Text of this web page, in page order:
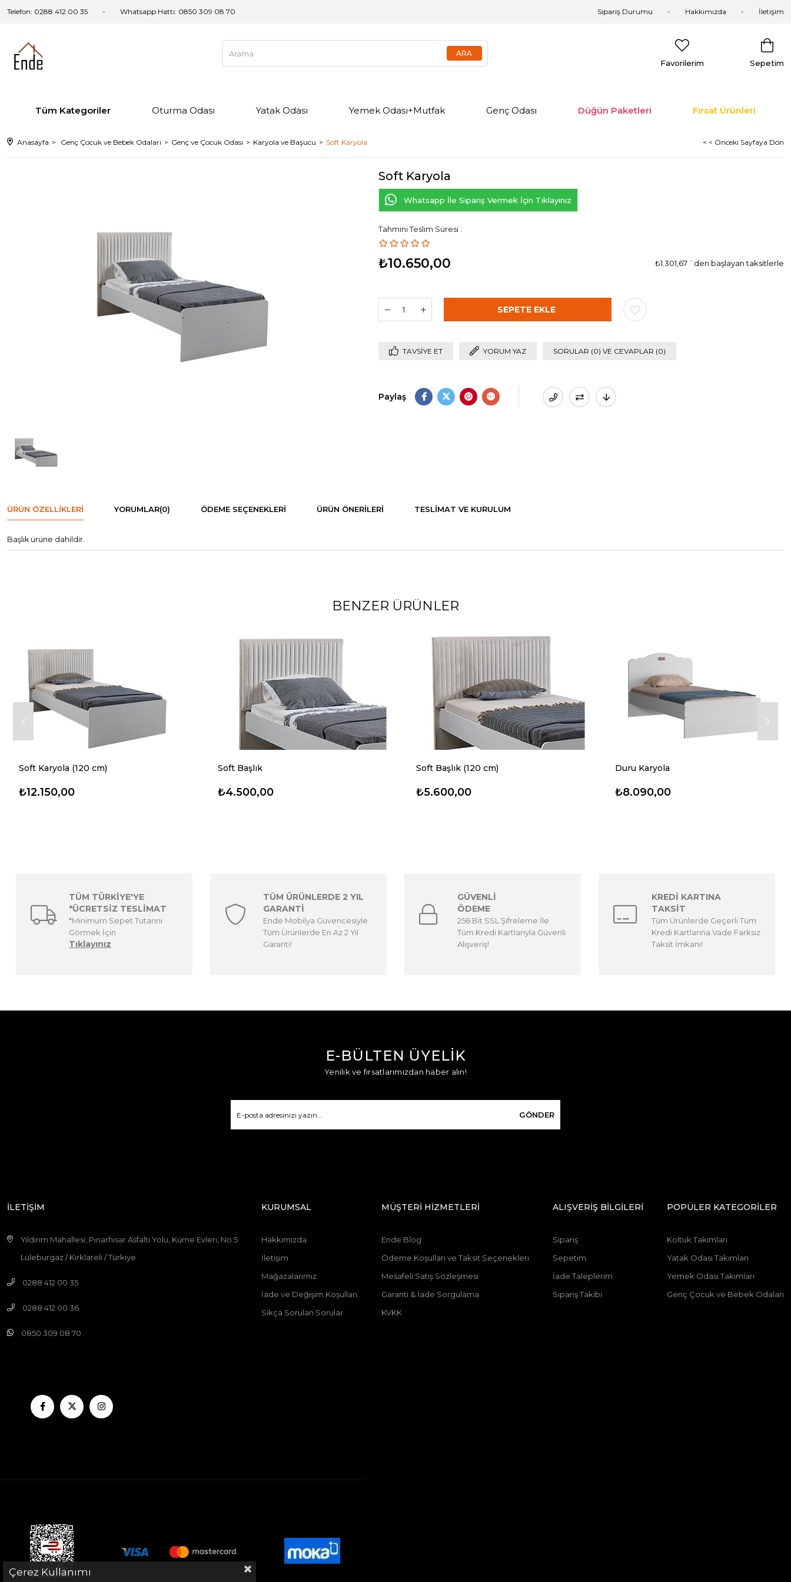
Telefon: 0288 412 00 35 Whatsapp Hattı: 0850 309 08 70 Sipariş Durumu Hakkımızda İletişim
Sepetim
Favorilerim
Tüm Kategoriler Oturma Odası Yatak Odası Yemek Odası+Mutfak Genç Odası Düğün Paketleri Fırsat Ürünleri
Anasayfa Genç Çocuk ve Bebek Odaları Genç ve Çocuk Odası Karyola ve Başucu Soft Karyola < < Önceki Sayfaya Dön
Soft Karyola
Whatsapp İle Sipariş Vermek İçin Tıklayınız
Tahmini Teslim Süresi :
₺10.650,00 ₺1.301,67 `den başlayan taksitlerle
TAVSIYE ET YORUM YAZ SORULAR (0) VE CEVAPLAR (0)
Paylaş
ÜRÜN ÖZELLIKLERI YORUMLAR(0) ÖDEME SEÇENEKLERI ÜRÜN ÖNERILERI TESLIMAT VE KURULUM
Başlık ürüne dahildir.
BENZER ÜRÜNLER
Soft Karyola (120 cm)
₺12.150,00
Soft Başlık
₺4.500,00
Soft Başlık (120 cm)
₺5.600,00
Duru Karyola
₺8.090,00
TÜM TÜRKİYE'YE
*ÜCRETSİZ TESLİMAT
*Minimum Sepet Tutarını
Görmek İçin
Tıklayınız
TÜM ÜRÜNLERDE 2 YIL
GARANTİ
Ende Mobilya Güvencesiyle
Tüm Ürünlerde En Az 2 Yıl
Garanti!
GÜVENLİ
ÖDEME
256 Bit SSL Şifreleme İle
Tüm Kredi Kartlarıyla Güvenli
Alışveriş!
KREDİ KARTINA
TAKSİT
Tüm Ürünlerde Geçerli Tüm
Kredi Kartlarına Vade Farksız
Taksit İmkanı!
E-BÜLTEN ÜYELİK
Yenilik ve fırsatlarımızdan haber alın!
GÖNDER
İLETİŞİM
Yıldırım Mahallesi, Pınarhisar Asfaltı Yolu, Küme Evleri, No:5
Lüleburgaz / Kırklareli / Türkiye
0288 412 00 35
0288 412 00 36
0850 309 08 70
KURUMSAL
Hakkımızda
İletişim
Mağazalarımız
İade ve Değişim Koşulları
Sıkça Sorulan Sorular
MÜŞTERİ HİZMETLERİ
Ende Blog
Ödeme Koşulları ve Taksit Seçenekleri
Mesafeli Satış Sözleşmesi
Garanti & İade Sorgulama
KVKK
ALIŞVERİŞ BİLGİLERİ
Sipariş
Sepetim
İade Taleplerim
Sipariş Takibi
POPÜLER KATEGORİLER
Koltuk Takımları
Yatak Odası Takımları
Yemek Odası Takımları
Genç Çocuk ve Bebek Odaları
Çerez Kullanımı